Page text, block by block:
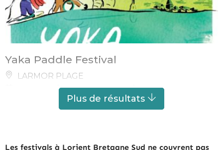
Yaka Paddle Festival
LARMOR PLAGE
29 AOÛT 2026AU30 AOÛT 2026
Plus de résultats
Les festivals à Lorient Bretagne Sud ne couvrent pas